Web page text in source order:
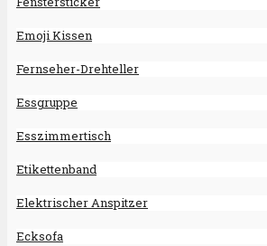
Emoji Kissen
Fernseher-Drehteller
Essgruppe
Esszimmertisch
Etikettenband
Elektrischer Anspitzer
Ecksofa